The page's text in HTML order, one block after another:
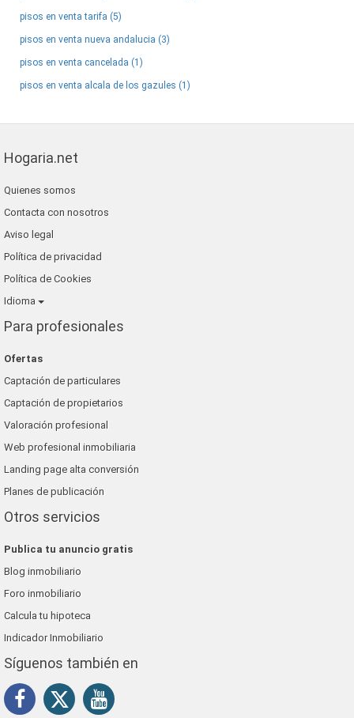
pisos en venta tarifa (5)
pisos en venta nueva andalucia (3)
pisos en venta cancelada (1)
pisos en venta alcala de los gazules (1)
Hogaria.net
Quienes somos
Contacta con nosotros
Aviso legal
Política de privacidad
Política de Cookies
Idioma
Para profesionales
Ofertas
Captación de particulares
Captación de propietarios
Valoración profesional
Web profesional inmobiliaria
Landing page alta conversión
Planes de publicación
Otros servicios
Publica tu anuncio gratis
Blog inmobiliario
Foro inmobiliario
Calcula tu hipoteca
Indicador Inmobiliario
Síguenos también en